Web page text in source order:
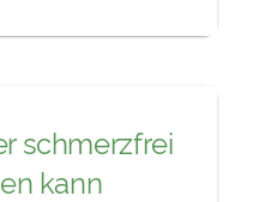
schmerzfrei
kann